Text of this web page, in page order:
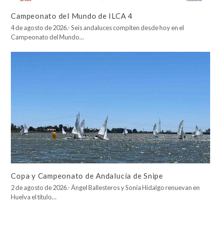
Campeonato del Mundo de ILCA 4
4 de agosto de 2026.- Seis andaluces compiten desde hoy en el
Campeonato del Mundo…
Copa y Campeonato de Andalucía de Snipe
2 de agosto de 2026.- Ángel Ballesteros y Sonia Hidalgo renuevan en
Huelva el título…